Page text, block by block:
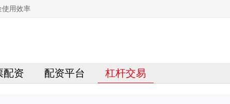
使用效率
配资 配资平台 杠杆交易